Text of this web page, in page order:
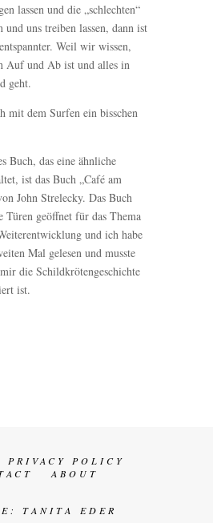
lassen und die „schlechten“
und uns treiben lassen, dann ist
Weil wir wissen,
Auf und Ab ist und alles in
geht.
mit dem Surfen ein bisschen
Buch, das eine ähnliche
ist das Buch „Café am
John Strelecky. Das Buch
Türen geöffnet für das Thema
und ich habe
Mal gelesen und musste
die Schildkrötengeschichte
ist.
PRIVACY POLICY
ABOUT
TANITA EDER